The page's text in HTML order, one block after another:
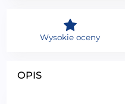
OPIS
Wysokie oceny